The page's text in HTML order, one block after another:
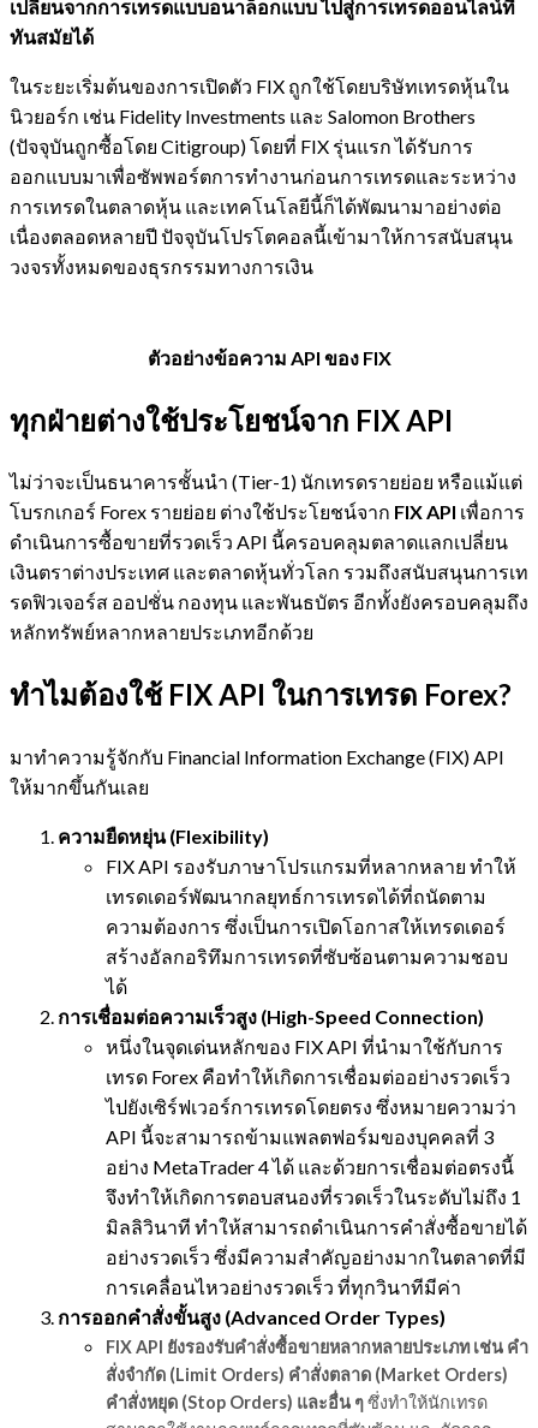
เปลี่ยนจากการเทรดแบบอนาล็อกแบบ ไปสู่การเทรดออนไลน์ที่
ทันสมัยได้
ในระยะเริ่มต้นของการเปิดตัว FIX ถูกใช้โดยบริษัทเทรดหุ้นใน
นิวยอร์ก เช่น Fidelity Investments และ Salomon Brothers
(ปัจจุบันถูกซื้อโดย Citigroup) โดยที่ FIX รุ่นแรก ได้รับการ
ออกแบบมาเพื่อซัพพอร์ตการทำงานก่อนการเทรดและระหว่าง
การเทรดในตลาดหุ้น และเทคโนโลยีนี้ก็ได้พัฒนามาอย่างต่อ
เนื่องตลอดหลายปี ปัจจุบันโปรโตคอลนี้เข้ามาให้การสนับสนุน
วงจรทั้งหมดของธุรกรรมทางการเงิน
ตัวอย่างข้อความ API ของ FIX
ทุกฝ่ายต่างใช้ประโยชน์จาก FIX API
ไม่ว่าจะเป็นธนาคารชั้นนำ (Tier-1) นักเทรดรายย่อย หรือแม้แต่
โบรกเกอร์ Forex รายย่อย ต่างใช้ประโยชน์จาก FIX API เพื่อการ
ดำเนินการซื้อขายที่รวดเร็ว API นี้ครอบคลุมตลาดแลกเปลี่ยน
เงินตราต่างประเทศ และตลาดหุ้นทั่วโลก รวมถึงสนับสนุนการเท
รดฟิวเจอร์ส ออปชั่น กองทุน และพันธบัตร อีกทั้งยังครอบคลุมถึง
หลักทรัพย์หลากหลายประเภทอีกด้วย
ทำไมต้องใช้ FIX API ในการเทรด Forex?
มาทำความรู้จักกับ Financial Information Exchange (FIX) API
ให้มากขึ้นกันเลย
ความยืดหยุ่น (Flexibility)
FIX API รองรับภาษาโปรแกรมที่หลากหลาย ทำให้
เทรดเดอร์พัฒนากลยุทธ์การเทรดได้ที่ถนัดตาม
ความต้องการ ซึ่งเป็นการเปิดโอกาสให้เทรดเดอร์
สร้างอัลกอริทึมการเทรดที่ซับซ้อนตามความชอบ
ได้
การเชื่อมต่อความเร็วสูง (High-Speed Connection)
หนึ่งในจุดเด่นหลักของ FIX API ที่นำมาใช้กับการ
เทรด Forex คือทำให้เกิดการเชื่อมต่ออย่างรวดเร็ว
ไปยังเซิร์ฟเวอร์การเทรดโดยตรง ซึ่งหมายความว่า
API นี้จะสามารถข้ามแพลตฟอร์มของบุคคลที่ 3
อย่าง MetaTrader 4 ได้ และด้วยการเชื่อมต่อตรงนี้
จึงทำให้เกิดการตอบสนองที่รวดเร็วในระดับไม่ถึง 1
มิลลิวินาที ทำให้สามารถดำเนินการคำสั่งซื้อขายได้
อย่างรวดเร็ว ซึ่งมีความสำคัญอย่างมากในตลาดที่มี
การเคลื่อนไหวอย่างรวดเร็ว ที่ทุกวินาทีมีค่า
การออกคำสั่งขั้นสูง (Advanced Order Types)
FIX API ยังรองรับคำสั่งซื้อขายหลากหลายประเภท เช่น คำ
สั่งจำกัด (Limit Orders) คำสั่งตลาด (Market Orders)
คำสั่งหยุด (Stop Orders) และอื่น ๆซึ่งทำให้นักเทรด